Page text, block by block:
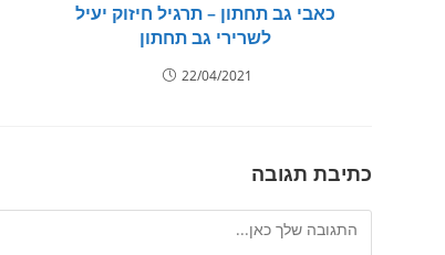
כאבי גב תחתון – תרגיל חיזוק יעיל
לשרירי גב תחתון
22/04/2021
כתיבת תגובה